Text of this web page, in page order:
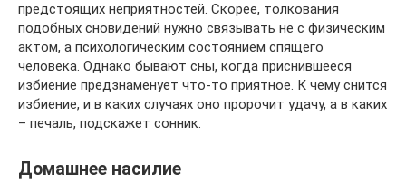
предстоящих неприятностей. Скорее, толкования
подобных сновидений нужно связывать не с физическим
актом, а психологическим состоянием спящего
человека. Однако бывают сны, когда приснившееся
избиение предзнаменует что-то приятное. К чему снится
избиение, и в каких случаях оно пророчит удачу, а в каких
– печаль, подскажет сонник.
Домашнее насилие